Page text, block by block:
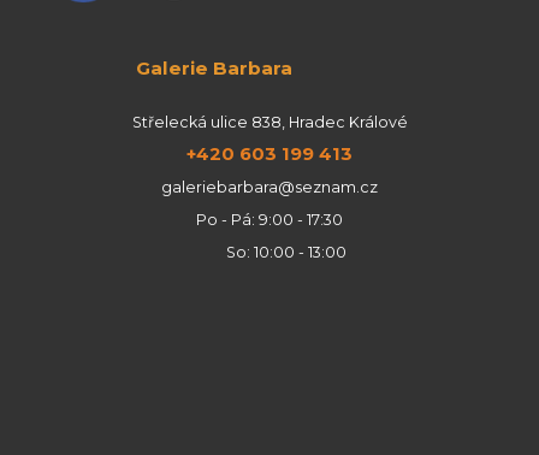
Galerie Barbara
Střelecká ulice 838, Hradec Králové
+420 603 199 413
galeriebarbara@seznam.cz
Po - Pá: 9:00 - 17:30
So: 10:00 - 13:00